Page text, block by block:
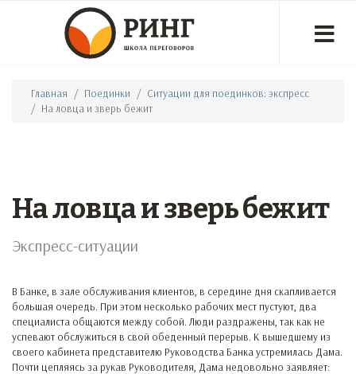
Главная Поединки
Ситуации для поединков: экспресс
На ловца и зверь бежит
На ловца и зверь бежит
Экспресс-ситуации
В Банке, в зале обслуживания клиентов, в середине дня скапливается
большая очередь. При этом несколько рабочих мест пустуют, два
специалиста общаются между собой. Люди раздражены, так как не
успевают обслужиться в свой обеденный перерыв. К вышедшему из
своего кабинета представителю Руководства Банка устремилась Дама.
Почти цепляясь за рукав Руководителя, Дама недовольно заявляет: